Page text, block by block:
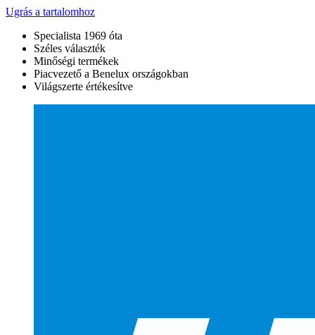
Ugrás a tartalomhoz
Specialista 1969 óta
Széles választék
Minőségi termékek
Piacvezető a Benelux országokban
Világszerte értékesítve